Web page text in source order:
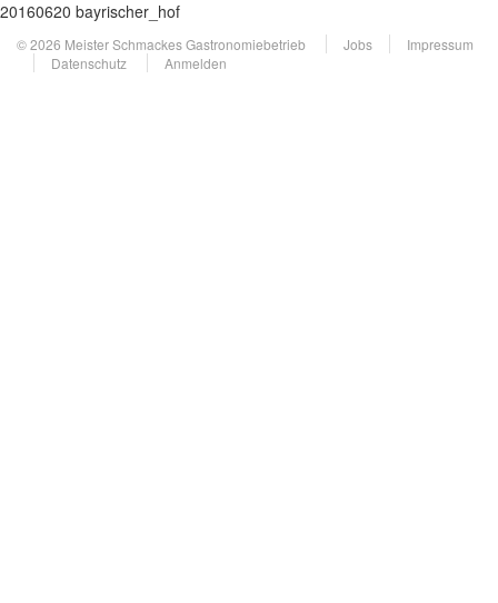
20160620 bayrischer_hof
© 2026 Meister Schmackes Gastronomiebetrieb Jobs
Impressum
Datenschutz
Anmelden